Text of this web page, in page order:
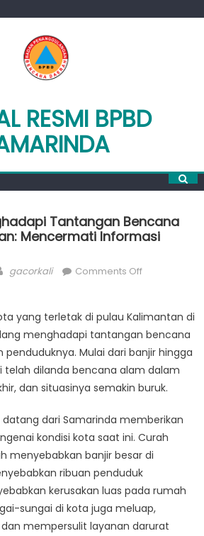
RESMI BPBD
Tantangan Bencana
Mencermati Informasi
Author
gacorkali Comments Offon
Tantangan
Bencana
yang
Mencermati
Terkini
yang terletak di pulau Kalimantan di
menghadapi tantangan bencana
Mulai dari banjir hingga
telah dilanda bencana alam dalam
dan situasinya semakin buruk.
dari Samarinda memberikan
kondisi kota saat ini. Curah
menyebabkan banjir besar di
ribuan penduduk
kerusakan luas pada rumah
sungai di kota juga meluap,
mempersulit layanan darurat